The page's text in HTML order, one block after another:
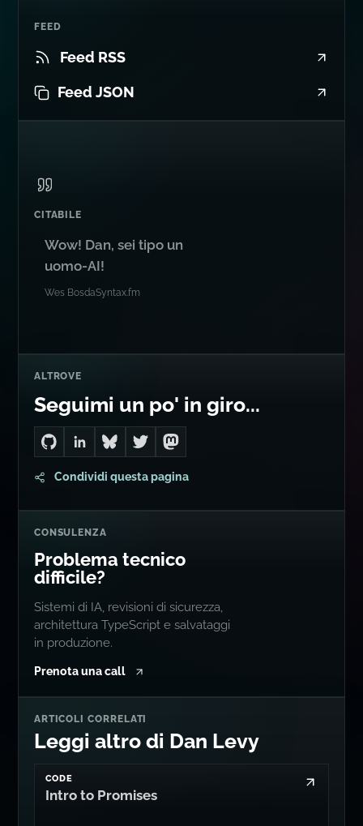
FEED
Feed RSS
Feed JSON
CITABILE
Wow! Dan, sei tipo un
uomo-AI!
Wes BosdaSyntax.fm
ALTROVE
Seguimi un po' in giro...
Go to Dan's GitHub
Connect with me on LinkedIn
Follow me on Bluesky
Follow me on Twitter
Follow me on Mastodon
Condividi questa pagina
CONSULENZA
Problema tecnico
difficile?
Sistemi di IA, revisioni di sicurezza,
architettura TypeScript e salvataggi
in produzione.
Prenota una call
ARTICOLI CORRELATI
Leggi altro di Dan Levy
CODE
Intro to Promises